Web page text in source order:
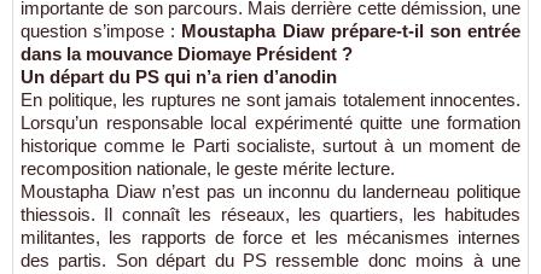
importante de son parcours. Mais derrière cette démission, une
question s’impose : Moustapha Diaw prépare-t-il son entrée
dans la mouvance Diomaye Président ?
Un départ du PS qui n’a rien d’anodin
En politique, les ruptures ne sont jamais totalement innocentes.
Lorsqu’un responsable local expérimenté quitte une formation
historique comme le Parti socialiste, surtout à un moment de
recomposition nationale, le geste mérite lecture.
Moustapha Diaw n’est pas un inconnu du landerneau politique
thiessois. Il connaît les réseaux, les quartiers, les habitudes
militantes, les rapports de force et les mécanismes internes
des partis. Son départ du PS ressemble donc moins à une